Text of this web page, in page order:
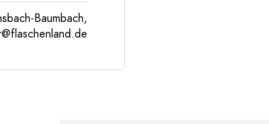
Baumbach,